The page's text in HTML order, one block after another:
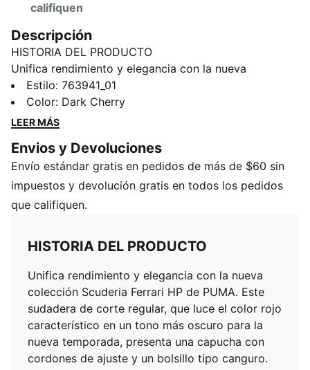
califiquen
Descripción
HISTORIA DEL PRODUCTO
Unifica rendimiento y elegancia con la nueva
colección Scuderia Ferrari HP de PUMA. Este
sudadera de corte regular, que luce el color rojo
característico en un tono más oscuro para la nueva
ajuste y un bolsillo tipo canguro. Muestra tu apoyo
por la escudería y adueñate de su espíritu para la
temporada 2025.
DETALLES
Largo: Regular
Gorra con cordón
Bolsillo frontal
Manga larga
Logo del sponsor termo-impreso
Detalles de las marcas PUMA y Scuderia Ferrari
Estilo: 763941_01
Color: Dark Cherry
LEER MÁS
Envios y Devoluciones
Envío estándar gratis en pedidos de más de $60 sin
impuestos y devolución gratis en todos los pedidos
que califiquen.
HISTORIA DEL PRODUCTO
Unifica rendimiento y elegancia con la nueva
colección Scuderia Ferrari HP de PUMA. Este
sudadera de corte regular, que luce el color rojo
característico en un tono más oscuro para la
nueva temporada, presenta una capucha con
cordones de ajuste y un bolsillo tipo canguro.